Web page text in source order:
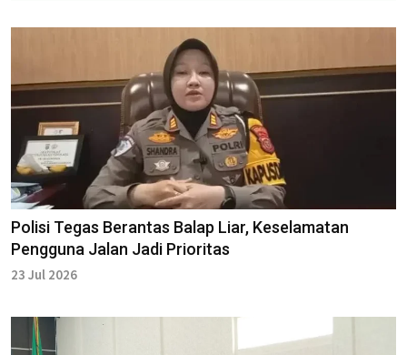
Polisi Tegas Berantas Balap Liar, Keselamatan
Pengguna Jalan Jadi Prioritas
23 Jul 2026